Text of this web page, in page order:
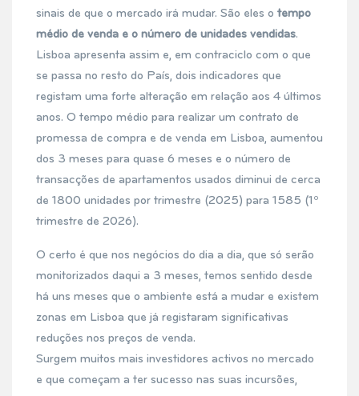
sinais de que o mercado irá mudar. São eles o tempo
médio de venda e o número de unidades vendidas.
Lisboa apresenta assim e, em contraciclo com o que
se passa no resto do País, dois indicadores que
registam uma forte alteração em relação aos 4 últimos
anos. O tempo médio para realizar um contrato de
promessa de compra e de venda em Lisboa, aumentou
dos 3 meses para quase 6 meses e o número de
transacções de apartamentos usados diminui de cerca
de 1800 unidades por trimestre (2025) para 1585 (1º
trimestre de 2026).
O certo é que nos negócios do dia a dia, que só serão
monitorizados daqui a 3 meses, temos sentido desde
há uns meses que o ambiente está a mudar e existem
zonas em Lisboa que já registaram significativas
reduções nos preços de venda.
Surgem muitos mais investidores activos no mercado
e que começam a ter sucesso nas suas incursões,